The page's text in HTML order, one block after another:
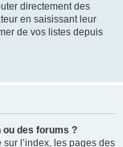
directement des
en saisissant leur
de vos listes depuis
des forums ?
l’index, les pages des